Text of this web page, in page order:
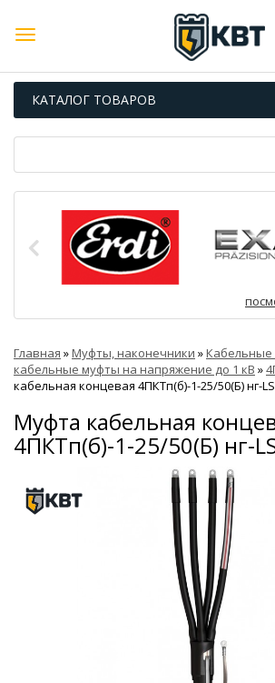
КАТАЛОГ ТОВАРОВ
Главная »Муфты, наконечники »Кабельные
кабельные муфты на напряжение до 1 кВ »
кабельная концевая 4ПКТп(б)-1-25/50(Б) нг-
Муфта кабельная
4ПКТп(б)-1-25/50(Б) нг-